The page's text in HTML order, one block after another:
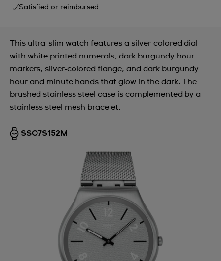
Satisfied or reimbursed
This ultra-slim watch features a silver-colored dial
with white printed numerals, dark burgundy hour
markers, silver-colored flange, and dark burgundy
hour and minute hands that glow in the dark. The
brushed stainless steel case is complemented by a
stainless steel mesh bracelet.
SS07S152M